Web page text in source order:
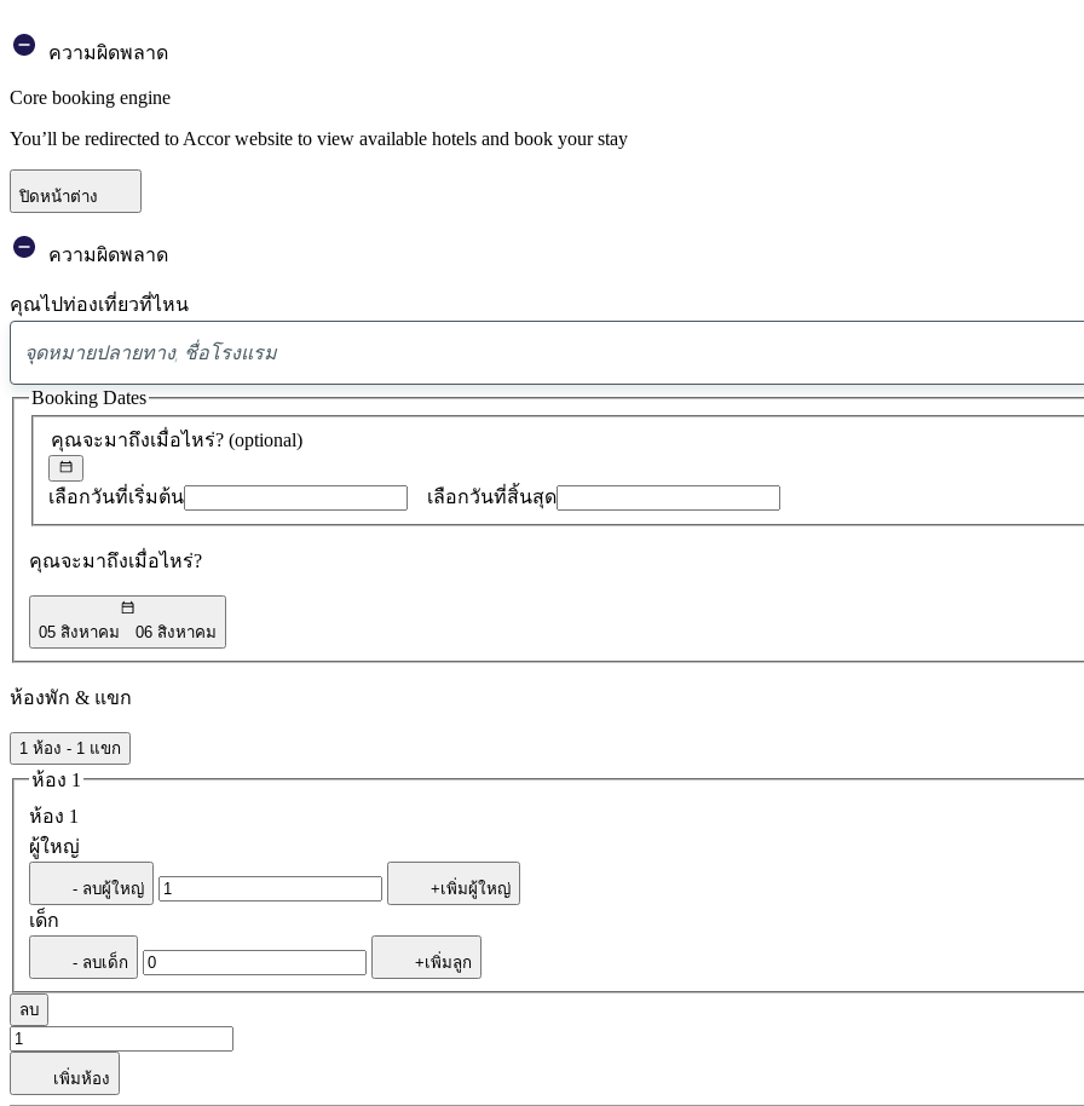
ความผิดพลาด
Core booking engine
You’ll be redirected to Accor website to view available hotels and book your stay
ปิดหน้าต่าง
ความผิดพลาด
คุณไปท่องเที่ยวที่ไหน
ข้อ
เสนอ
คุณจะมาถึงเมื่อไหร่? (optional)
เลือกวันที่เริ่มต้น เลือกวันที่สิ้นสุด
คุณจะมาถึงเมื่อไหร่?
05 สิงหาคม 06 สิงหาคม
Booking Dates
ห้องพัก & แขก
1 ห้อง - 1 แขก
ห้อง 1
ห้อง 1
ผู้ใหญ่
- ลบผู้ใหญ่ +เพิ่มผู้ใหญ่
เด็ก
- ลบเด็ก +เพิ่มลูก
ลบ
เพิ่มห้อง